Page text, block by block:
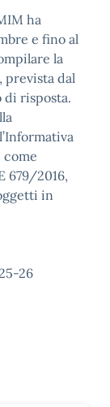
ha
e fino al
la
prevista dal
di risposta.
679/2016,
in
26